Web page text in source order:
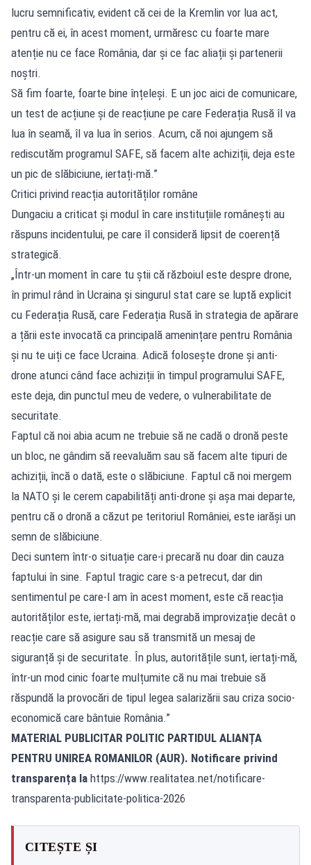
lucru semnificativ, evident că cei de la Kremlin vor lua act,
pentru că ei, în acest moment, urmăresc cu foarte mare
atenție nu ce face România, dar și ce fac aliații și partenerii
noștri.
Să fim foarte, foarte bine înțeleși. E un joc aici de comunicare,
un test de acțiune și de reacțiune pe care Federația Rusă îl va
lua în seamă, îl va lua în serios. Acum, că noi ajungem să
rediscutăm programul SAFE, să facem alte achiziții, deja este
un pic de slăbiciune, iertați-mă.”
Critici privind reacția autorităților române
Dungaciu a criticat și modul în care instituțiile românești au
răspuns incidentului, pe care îl consideră lipsit de coerență
strategică.
„Într-un moment în care tu știi că războiul este despre drone,
în primul rând în Ucraina și singurul stat care se luptă explicit
cu Federația Rusă, care Federația Rusă în strategia de apărare
a țării este invocată ca principală amenințare pentru România
și nu te uiți ce face Ucraina. Adică folosește drone și anti-
drone atunci când face achiziții în timpul programului SAFE,
este deja, din punctul meu de vedere, o vulnerabilitate de
securitate.
Faptul că noi abia acum ne trebuie să ne cadă o dronă peste
un bloc, ne gândim să reevaluăm sau să facem alte tipuri de
achiziții, încă o dată, este o slăbiciune. Faptul că noi mergem
la NATO și le cerem capabilități anti-drone și așa mai departe,
pentru că o dronă a căzut pe teritoriul României, este iarăși un
semn de slăbiciune.
Deci suntem într-o situație care-i precară nu doar din cauza
faptului în sine. Faptul tragic care s-a petrecut, dar din
sentimentul pe care-l am în acest moment, este că reacția
autorităților este, iertați-mă, mai degrabă improvizație decât o
reacție care să asigure sau să transmită un mesaj de
siguranță și de securitate. În plus, autoritățile sunt, iertați-mă,
într-un mod cinic foarte mulțumite că nu mai trebuie să
răspundă la provocări de tipul legea salarizării sau criza socio-
economică care bântuie România.”
MATERIAL PUBLICITAR POLITIC PARTIDUL ALIANȚA
PENTRU UNIREA ROMANILOR (AUR). Notificare privind
transparența la https://www.realitatea.net/notificare-
transparenta-publicitate-politica-2026
CITEȘTE ȘI